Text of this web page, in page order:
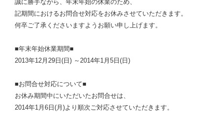
誠に勝手ながら、年末年始の休業のため、
記期間におけるお問合せ対応をお休みさせていただきます。
何卒ご了承くださいますようお願い申し上げます。
■年末年始休業期間■
2013年12月29日(日) ～2014年1月5日(日)
■お問合せ対応について■
お休み期間中にいただいたお問合せは、
2014年1月6日(月)より順次ご対応させていただきます。